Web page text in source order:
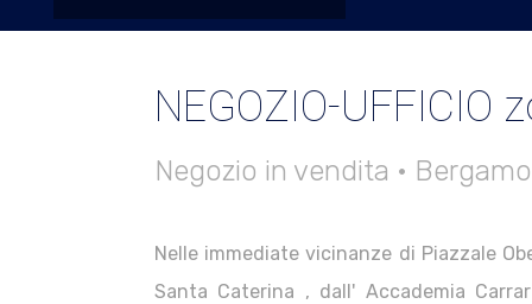
NEGOZIO-UFFICIO
Negozio in vendita • Bergamo
Nelle immediate vicinanze di Piazzale
Santa Caterina , dall' Accademia